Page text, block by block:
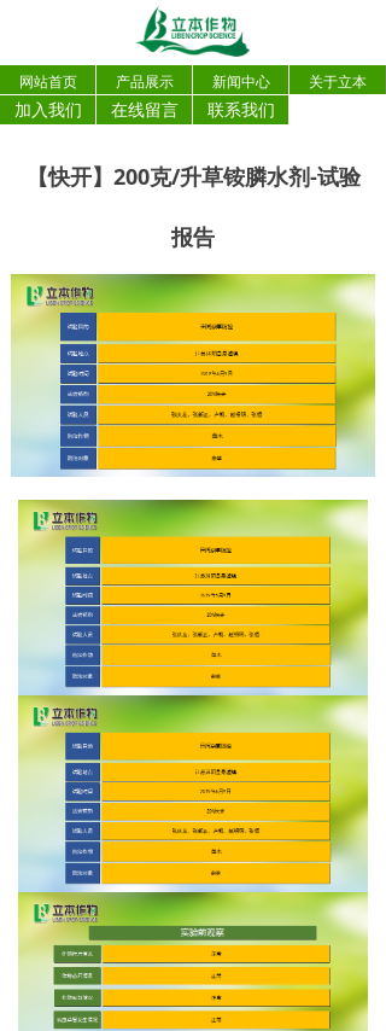
网站首页 产品展示 新闻中心 关于立本
加入我们 在线留言 联系我们
【快开】200克/升草铵膦水剂-试验
报告